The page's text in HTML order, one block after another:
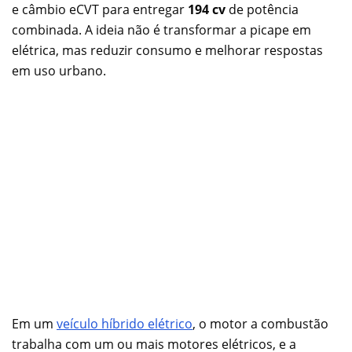
e câmbio eCVT para entregar 194 cv de potência
combinada. A ideia não é transformar a picape em
elétrica, mas reduzir consumo e melhorar respostas
em uso urbano.
Em um veículo híbrido elétrico, o motor a combustão
trabalha com um ou mais motores elétricos, e a